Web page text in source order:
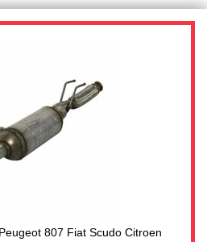
807 Fiat Scudo Citroen